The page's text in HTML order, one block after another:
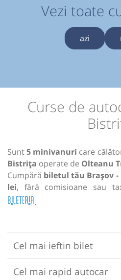
Vezi toate
azi
Curse de
Sunt5 minivanuri care
Bistrița operate de Olteanu
Cumpără biletul tău Brașov
lei, fără comisioane sau
.
Cel mai ieftin bilet
Cel mai rapid autocar